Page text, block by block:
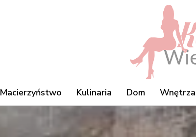
Macierzyństwo Kulinaria Dom Wnętrza